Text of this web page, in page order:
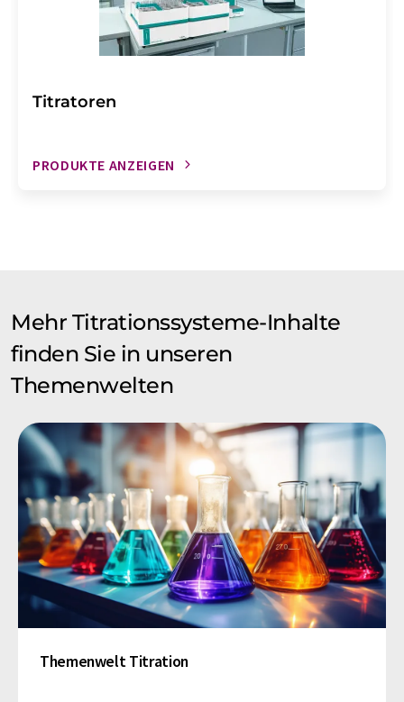
Titratoren
PRODUKTE ANZEIGEN
Mehr Titrationssysteme-Inhalte
finden Sie in unseren
Themenwelten
Themenwelt Titration